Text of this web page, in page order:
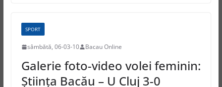
SPORT
sâmbătă, 06-03-10 Bacau Online
Galerie foto-video volei feminin:
Ştiinţa Bacău – U Cluj 3-0